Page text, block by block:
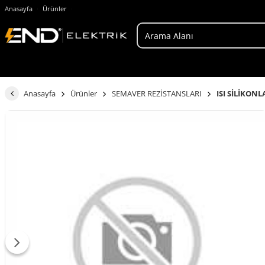
Anasayfa Ürünler
Anasayfa Ürünler SEMAVER REZİSTANSLARI ISI